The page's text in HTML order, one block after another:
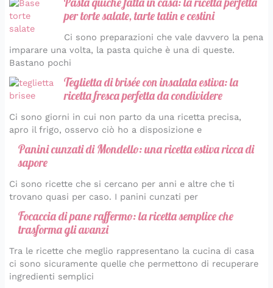
per torte salate, tarte tatin e cestini
Ci sono preparazioni che vale davvero la pena
imparare una volta, la pasta quiche è una di queste.
Bastano pochi
Teglietta di brisée con insalata estiva: la
ricetta fresca perfetta da condividere
Ci sono giorni in cui non parto da una ricetta precisa,
apro il frigo, osservo ciò ho a disposizione e
Panini cunzati di Mondello: una ricetta estiva ricca di
sapore
Ci sono ricette che si cercano per anni e altre che ti
trovano quasi per caso. I panini cunzati per
Focaccia di pane raffermo: la ricetta semplice che
trasforma gli avanzi
Tra le ricette che meglio rappresentano la cucina di casa
ci sono sicuramente quelle che permettono di recuperare
ingredienti semplici